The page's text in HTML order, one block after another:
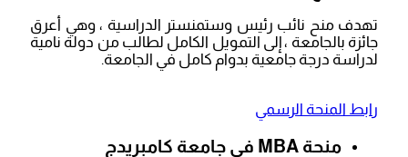
تهدف منح نائب رئيس وستمنستر الدراسية ، وهي أعرق
جائزة بالجامعة ، إلى التمويل الكامل لطالب من دولة نامية
لدراسة درجة جامعية بدوام كامل في الجامعة.
رابط المنحة الرسمي
منحة MBA في جامعة كامبريدج